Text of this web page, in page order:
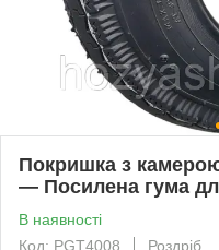
Покришка з
— Посилена гума
В наявності
Код: PGT4008
Роздріб